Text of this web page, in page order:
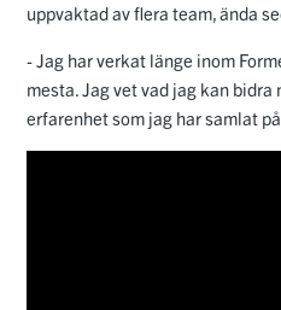
uppvaktad av flera team, ända
- Jag har verkat länge inom
mesta. Jag vet vad jag kan
erfarenhet som jag har samlat